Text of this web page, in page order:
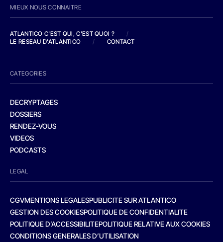
MIEUX NOUS CONNAITRE
ATLANTICO C'EST QUI, C'EST QUOI ?
/
LE RESEAU D'ATLANTICO
/ CONTACT
CATEGORIES
DECRYPTAGES
DOSSIERS
RENDEZ-VOUS
VIDEOS
PODCASTS
LEGAL
CGVMENTIONS LEGALESPUBLICITE SUR ATLANTICO
GESTION DES COOKIESPOLITIQUE DE CONFIDENTIALITE
POLITIQUE D’ACCESSIBILITEPOLITIQUE RELATIVE AUX COOKIES
CONDITIONS GENERALES D’UTILISATION